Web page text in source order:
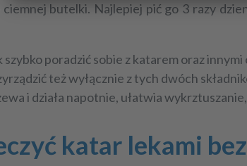
butelki. Najlepiej pić go 3 razy
szybko poradzić sobie z katarem oraz innymi
też wyłącznie z tych dwóch
i działa napotnie, ułatwia
katar lekami